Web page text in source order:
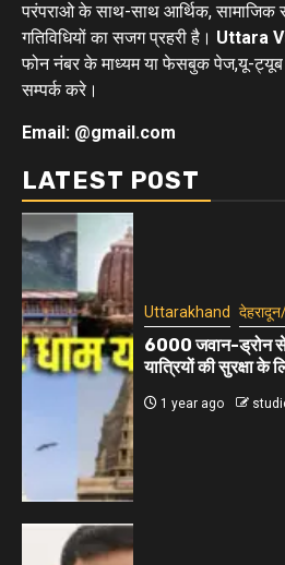
परंपराओ के साथ-साथ आर्थिक, सामाजिक
गतिविधियों का सजग प्रहरी है। Uttara
फोन नंबर के माध्यम या फेसबुक पेज,यू-ट्यूब
सम्पर्क करे।
Email: @gmail.com
LATEST POST
Uttarakhand
6000 जवान-ड्रोन से
यात्रियों की सुरक्षा के
1 year ago